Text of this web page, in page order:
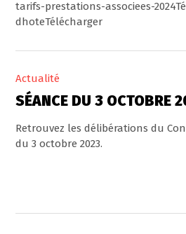
tarifs-prestations-associees-
dhoteTélécharger
Actualité
SÉANCE DU 3 OCTOBRE
Retrouvez les délibérations du
du 3 octobre 2023.